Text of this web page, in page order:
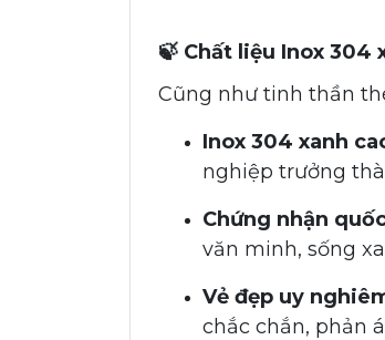
🍃 Chất liệu Inox 304
Cũng như tinh thần
Inox 304 xanh
nghiệp trưởng
Chứng nhận
văn minh, sống
Vẻ đẹp uy
chắc chắn, phản